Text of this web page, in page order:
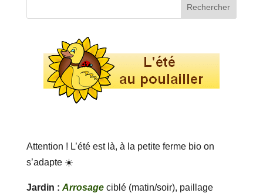
Attention ! L’été est là, à la petite ferme bio on
s’adapte ☀️
Jardin : Arrosageciblé (matin/soir), paillage